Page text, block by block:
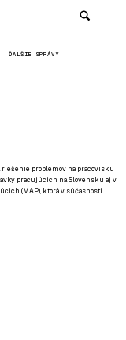
ĎALŠIE SPRÁVY
problémov na pracovisku
pracujúcich na Slovensku aj v
(MAP), ktorá v súčasnosti